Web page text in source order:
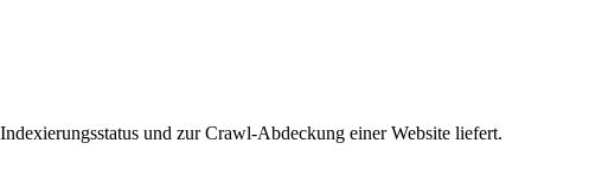
und zur Crawl-Abdeckung einer Website liefert.